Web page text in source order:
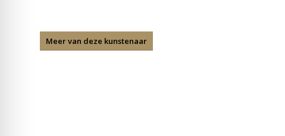
Meer van deze kunstenaar